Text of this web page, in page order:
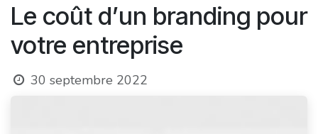
Le coût d’un branding pour
votre entreprise
30 septembre 2022